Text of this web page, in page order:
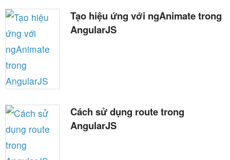
Tạo hiệu ứng với ngAnimate trong
AngularJS
Cách sử dụng route trong
AngularJS